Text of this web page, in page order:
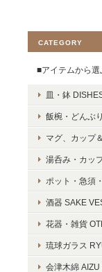
CATEGORY
■アイテムから選
皿・鉢
飯椀・どんぶ
マグ、カップ
湯呑み・カッ
ポット・急須
酒器 SAKE
花器・雑貨
琉球ガラス
会津木綿 AIZU